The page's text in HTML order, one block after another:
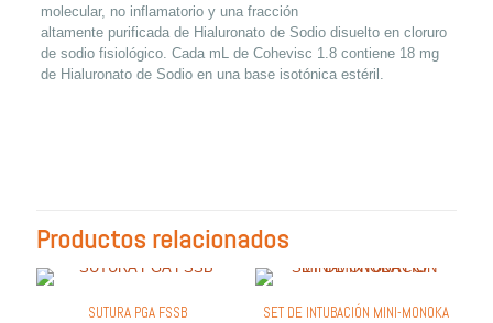
molecular, no inflamatorio y una fracción
altamente purificada de Hialuronato de Sodio disuelto en cloruro
de sodio fisiológico. Cada mLde Cohevisc 1.8 contiene 18 mg
de Hialuronato de Sodio en una base isotónica estéril.
Productos relacionados
SUTURA PGA FSSB
SET DE INTUBACIÓN MINI-MONOKA